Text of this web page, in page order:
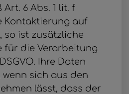
6 Abs. 1 lit. f
Kontaktierung auf
so ist zusätzliche
für die Verarbeitung
Ihre Daten
sich aus den
lässt, dass der